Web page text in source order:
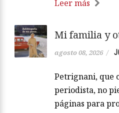
Leer más
Mi familia y
agosto 08, 2026 /
Petrignani, que
periodista, no
páginas para